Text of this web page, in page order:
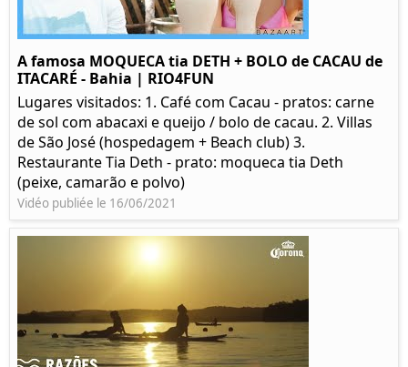
A famosa MOQUECA tia DETH + BOLO de CACAU de
ITACARÉ - Bahia | RIO4FUN
Lugares visitados: 1. Café com Cacau - pratos: carne
de sol com abacaxi e queijo / bolo de cacau. 2. Villas
de São José (hospedagem + Beach club) 3.
Restaurante Tia Deth - prato: moqueca tia Deth
(peixe, camarão e polvo)
Vidéo publiée le 16/06/2021